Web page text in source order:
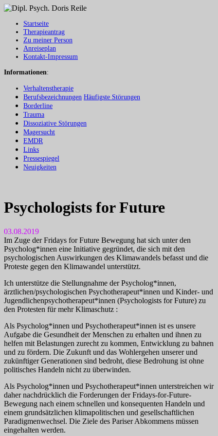
Startseite
Therapieantrag
Zu meiner Person
Anreiseplan
Kontakt-Impressum
Informationen:
Verhaltenstherapie
Berufsbezeichnungen Häufigste Störungen
Borderline
Trauma
Dissoziative Störungen
Magersucht
EMDR
Links
Pressespiegel
Neuigkeiten
Psychologists for Future
03.08.2019
Im Zuge der Fridays for Future Bewegung hat sich unter den
Psycholog*innen eine Initiative gegründet, die sich mit den
psychologischen Auswirkungen des Klimawandels befasst und die
Proteste gegen den Klimawandel unterstützt.
Ich unterstütze die Stellungnahme der Psycholog*innen,
ärztlichen/psycho­logischen Psycho­therapeut*innen und Kinder- und
Jugendlichen­psychother­apeut*innen (Psychologists for Future) zu
den Protesten für mehr Klimaschutz :
Als Psycholog*innen und Psychotherapeut*innen ist es unsere
Aufgabe die Gesundheit der Menschen zu erhalten und ihnen zu
helfen mit Belastungen zurecht zu kommen, Entwicklung zu bahnen
und zu fördern. Die Zukunft und das Wohlergehen unserer und
zukünftiger Generationen sind bedroht, diese Bedrohung ist ohne
politisches Handeln nicht zu überwinden.
Als Psycholog*innen und Psychotherapeut*innen unterstreichen wir
daher nachdrücklich die Forderungen der Fridays-for-Future-
Bewegung nach einem schnellen und konsequenten Handeln und
einem grundsätzlichen klimapolitischen und gesellschaftlichen
Paradigmenwechsel. Die Ziele des Pariser Abkommens müssen
eingehalten werden.